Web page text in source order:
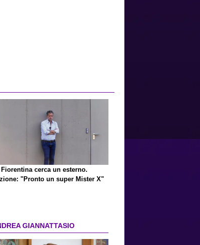
cerca un esterno.
"Pronto un super Mister X"
GIANNATTASIO